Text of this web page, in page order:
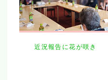
近況報告に花が咲き